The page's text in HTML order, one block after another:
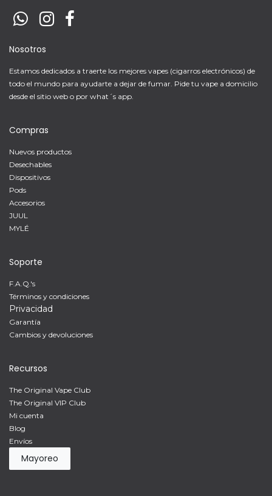
Nosotros
Estamos dedicados a traerte los mejores vapes (cigarros electrónicos) de
todo el mundo para ayudarte a dejar de fumar. Pide tu vape a domicilio
desde el sitio web o por what´s app.
Compras
Nuevos productos
Desechables
Dispositivos
Pods
Accesorios
JUUL
MYLÉ
Soporte
F.A.Q.'s
Términos y condiciones
Privacidad
Garantía
Cambios y devoluciones
Recursos
The Original Vape Club
The Original VIP Club
Mi cuenta
Blog
Envíos
Mayoreo